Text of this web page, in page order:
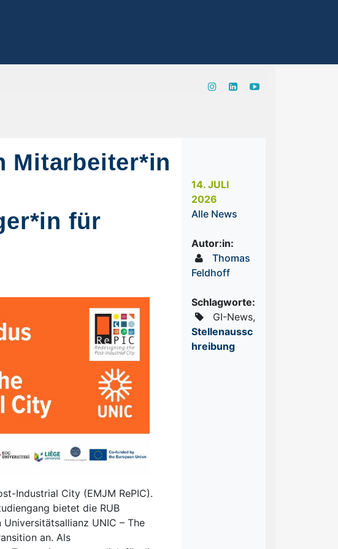
Mitarbeiter*in
für
Industrial City (EMJM RePIC).
bietet die RUB
UNIC – The
an. Als
14. JULI
2026
Alle News
Autor:in:
Thomas
Feldhoff
Schlagworte:
GI-News,
Stellenaussc
hreibung